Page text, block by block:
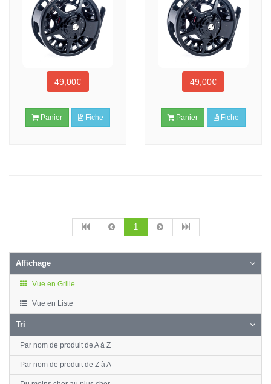
49,00€
Panier Fiche
49,00€
Panier Fiche
1
Affichage
Vue en Grille
Vue en Liste
Tri
Par nom de produit de A à Z
Par nom de produit de Z à A